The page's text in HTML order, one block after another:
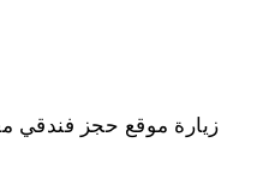
زيارة موقع حجز فندقي